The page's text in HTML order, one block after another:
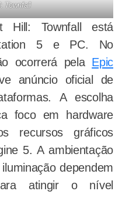
Townfall
Hill: Townfall está
5 e PC. No
ocorrerá pela Epic
anúncio oficial de
A escolha
foco em hardware
recursos gráficos
5. A ambientação
dependem
atingir o nível